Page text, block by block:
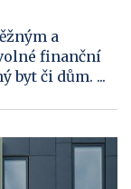
a
finanční
byt či dům. ...